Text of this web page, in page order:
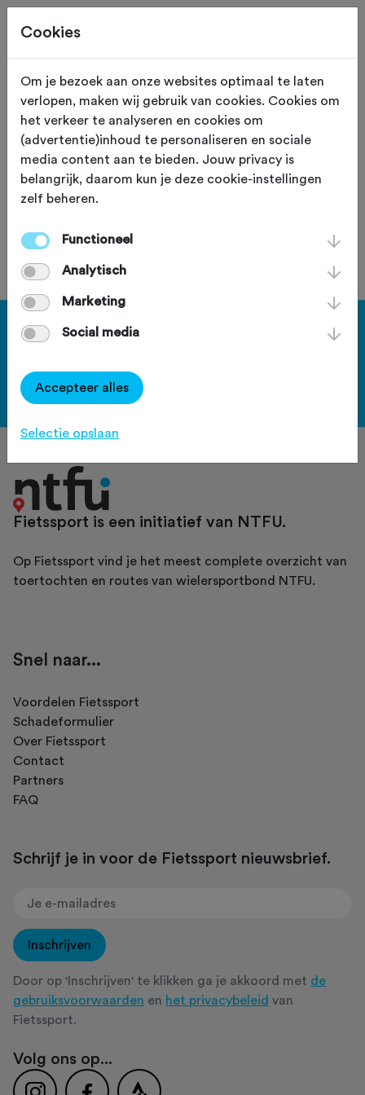
111,4 KM Zoetermeer (Zuid Holland)
Sfeerstal Nieuweveen
Je bent geen lid van deze club.
Haal meer uit Fietssport en ga
Bekijk de voordelen
Fietssport is een initiatief van NTFU.
Op Fietssport vind je het meest complete overzicht van
toertochten en routes van wielersportbond NTFU.
Snel naar...
Voordelen Fietssport
Schadeformulier
Over Fietssport
Contact
Partners
FAQ
Schrijf je in voor de Fietssport nieuwsbrief.
Inschrijven
Door op 'Inschrijven' te klikken ga je akkoord met de
gebruiksvoorwaarden en het privacybeleid van
Fietssport.
Volg ons op...
Cookies
Om je bezoek aan onze websites optimaal te laten
verlopen, maken wij gebruik van cookies. Cookies om
het verkeer te analyseren en cookies om
(advertentie)inhoud te personaliseren en sociale
media content aan te bieden. Jouw privacy is
belangrijk, daarom kun je deze cookie-instellingen
zelf beheren.
Functioneel
Analytisch
Marketing
Social media
Accepteer alles
Selectie opslaan